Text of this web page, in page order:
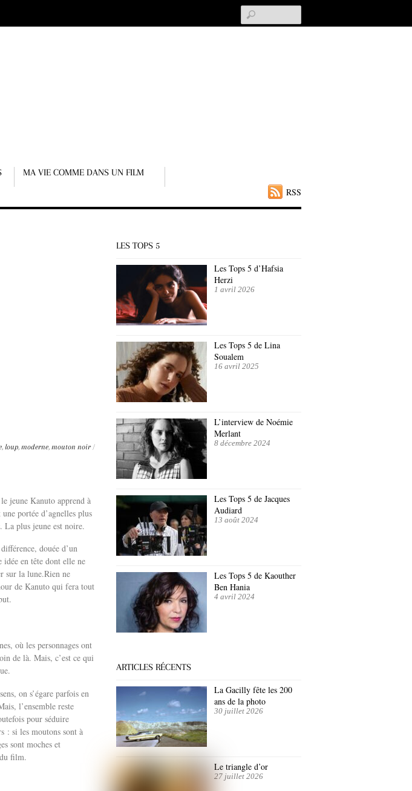
RSS
MA VIE COMME DANS UN FILM
, loup, moderne, mouton noir /
jeune Kanuto apprend à
portée d’agnelles plus
La plus jeune est noire.
douée d’un
idée en tête dont elle ne
sur la lune.Rien ne
de Kanuto qui fera tout
où les personnages ont
de là. Mais, c’est ce qui
on s’égare parfois en
l’ensemble reste
pour séduire
: si les moutons sont à
sont moches et
film.
LES TOPS 5
Les Tops 5 d’Hafsia
Herzi
1 avril 2026
Les Tops 5 de Lina
Soualem
16 avril 2025
L’interview de Noémie
Merlant
8 décembre 2024
Les Tops 5 de Jacques
Audiard
13 août 2024
Les Tops 5 de Kaouther
Ben Hania
4 avril 2024
ARTICLES RÉCENTS
La Gacilly fête les 200
ans de la photo
30 juillet 2026
Le triangle d’or
27 juillet 2026